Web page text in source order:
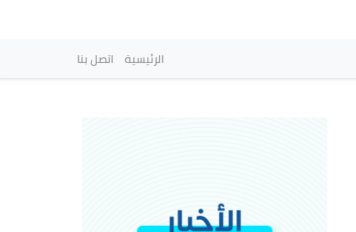
principale
الرئيسية اتصل بنا